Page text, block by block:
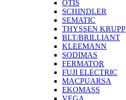
OTIS
SCHINDLER
SEMATIC
THYSSEN KRUPP
BLT/BRILLIANT
KLEEMANN
SODIMAS
FERMATOR
FUJI ELECTRIC
MACPUARSA
EKOMASS
VEGA